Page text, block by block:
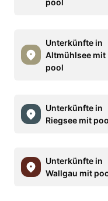
Unterkünfte in
Altmühlsee mit
pool
Unterkünfte in
Riegsee mit
Unterkünfte in
Wallgau mit